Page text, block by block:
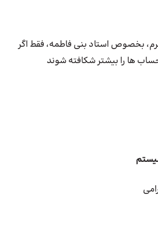
بخصوص استاد بنی فاطمه، فقط اگر
ها را بیشتر شکافته شوند